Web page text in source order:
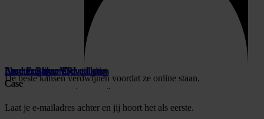
Lead Engineer E-installaties
Case
Lead Engineer E-installaties
Planner Bliksembeveiliging
Case
Planner Bliksembeveiliging
Assetmanager VRI
Case
Assetmanager VRI
De beste kansen verdwijnen voordat ze online staan.
Laat je e-mailadres achter en jij hoort het als eerste.